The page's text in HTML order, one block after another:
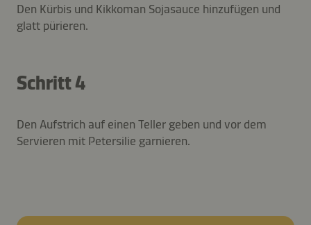
Den Kürbis und Kikkoman Sojasauce hinzufügen und
glatt pürieren.
Schritt 4
Den Aufstrich auf einen Teller geben und vor dem
Servieren mit Petersilie garnieren.